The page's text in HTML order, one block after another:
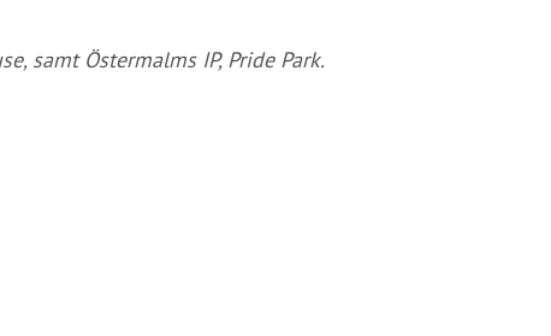
samt Östermalms IP, Pride Park.